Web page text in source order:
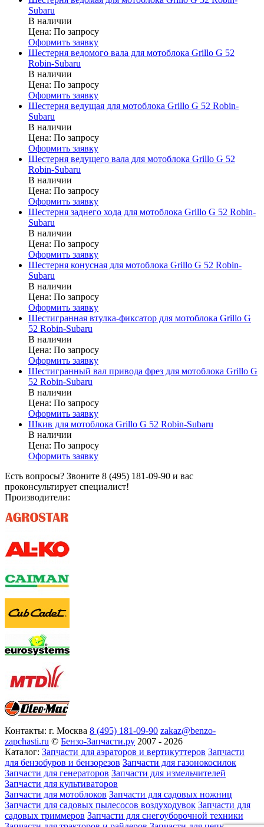
Subaru
В наличии
Цена: По запросу
Оформить заявку
Шестерня ведомого вала для мотоблока Grillo G 52
Robin-Subaru
В наличии
Цена: По запросу
Оформить заявку
Шестерня ведущая для мотоблока Grillo G 52 Robin-
Subaru
В наличии
Цена: По запросу
Оформить заявку
Шестерня ведущего вала для мотоблока Grillo G 52
Robin-Subaru
В наличии
Цена: По запросу
Оформить заявку
Шестерня заднего хода для мотоблока Grillo G 52 Robin-
Subaru
В наличии
Цена: По запросу
Оформить заявку
Шестерня конусная для мотоблока Grillo G 52 Robin-
Subaru
В наличии
Цена: По запросу
Оформить заявку
Шестигранная втулка-фиксатор для мотоблока Grillo G
52 Robin-Subaru
В наличии
Цена: По запросу
Оформить заявку
Шестигранный вал привода фрез для мотоблока Grillo G
52 Robin-Subaru
В наличии
Цена: По запросу
Оформить заявку
Шкив для мотоблока Grillo G 52 Robin-Subaru
В наличии
Цена: По запросу
Оформить заявку
Есть вопросы? Звоните 8 (495) 181-09-90 и вас
проконсультирует специалист!
Производители:
Контакты: г. Москва 8 (495) 181-09-90 zakaz@benzo-
zapchasti.ru © Бензо-Запчасти.ру 2007 - 2026
Каталог: Запчасти для аэраторов и вертикуттеров Запчасти
для бензобуров и бензорезов Запчасти для газонокосилок
Запчасти для генераторов Запчасти для измельчителей
Запчасти для культиваторов
Запчасти для мотоблоков Запчасти для садовых ножниц
Запчасти для садовых пылесосов воздуходувок Запчасти для
садовых триммеров Запчасти для снегоуборочной техники